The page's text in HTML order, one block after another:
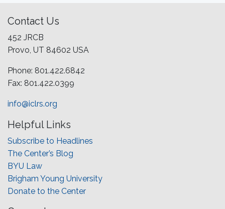
Contact Us
452 JRCB
Provo, UT 84602 USA
Phone: 801.422.6842
Fax: 801.422.0399
info@iclrs.org
Helpful Links
Subscribe to Headlines
The Center’s Blog
BYU Law
Brigham Young University
Donate to the Center